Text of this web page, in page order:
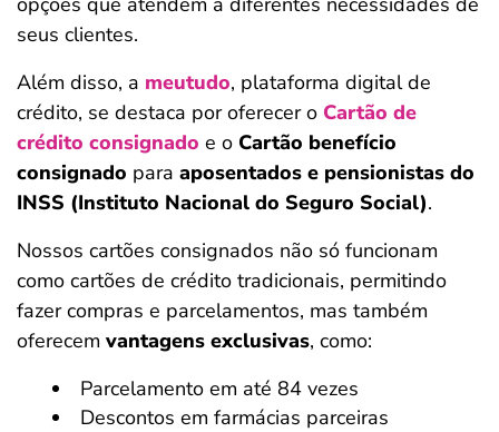
seus clientes.
Além disso, a meutudo, plataforma digital de
crédito, se destaca por oferecer o Cartão de
crédito consignado e o Cartão benefício
consignado para aposentados e pensionistas do
INSS (Instituto Nacional do Seguro Social).
Nossos cartões consignados não só funcionam
como cartões de crédito tradicionais, permitindo
fazer compras e parcelamentos, mas também
oferecem vantagens exclusivas, como:
Parcelamento em até 84 vezes
Descontos em farmácias parceiras